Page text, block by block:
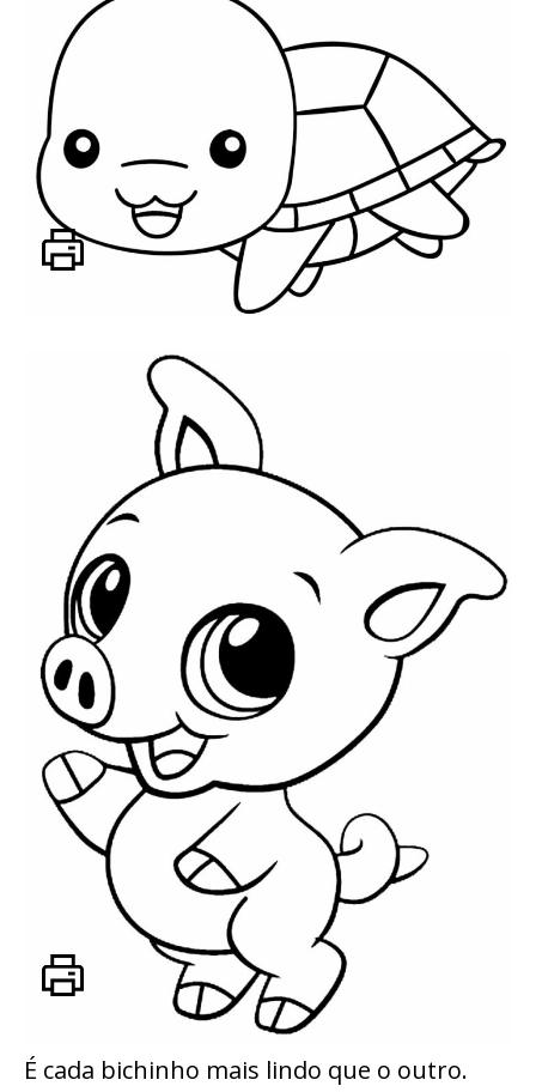
É cada bichinho mais lindo que o outro.